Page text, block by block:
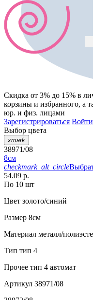
Скидка от 3% до 15% в
корзины и избранного, а
юр. и физ. лицами
Зарегистрироваться Войти
Выбор цвета
xmark
38971/08
8см
checkmark_alt_circle
54.09 р.
По 10 шт
Цвет золото/синий
Размер 8см
Материал металл/
Тип тип 4
Прочее тип 4 автомат
Артикул 38971/08